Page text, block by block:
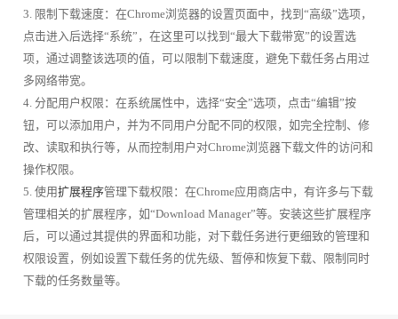
3. 限制下载速度：在Chrome浏览器的设置页面中，找到“高级”选项，
点击进入后选择“系统”，在这里可以找到“最大下载带宽”的设置选
项，通过调整该选项的值，可以限制下载速度，避免下载任务占用过
多网络带宽。
4. 分配用户权限：在系统属性中，选择“安全”选项，点击“编辑”按
钮，可以添加用户，并为不同用户分配不同的权限，如完全控制、修
改、读取和执行等，从而控制用户对Chrome浏览器下载文件的访问和
操作权限。
5. 使用扩展程序管理下载权限：在Chrome应用商店中，有许多与下载
管理相关的扩展程序，如“Download Manager”等。安装这些扩展程序
后，可以通过其提供的界面和功能，对下载任务进行更细致的管理和
权限设置，例如设置下载任务的优先级、暂停和恢复下载、限制同时
下载的任务数量等。